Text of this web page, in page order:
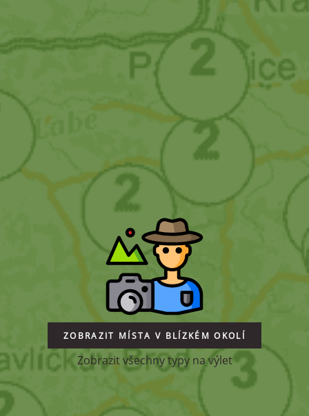
ZOBRAZIT MÍSTA V BLÍZKÉM OKOLÍ
Zobrazit všechny typy na výlet